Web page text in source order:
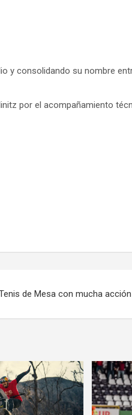
y consolidando su nombre
por el acompañamiento
de Mesa con mucha